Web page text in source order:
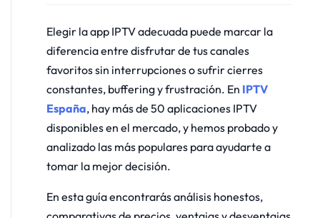
Elegir la app IPTV adecuada puede marcar la
diferencia entre disfrutar de tus canales
favoritos sin interrupciones o sufrir cierres
constantes, buffering y frustración. En IPTV
España, hay más de 50 aplicaciones IPTV
disponibles en el mercado, y hemos probado y
analizado las más populares para ayudarte a
tomar la mejor decisión.
En esta guía encontrarás análisis honestos,